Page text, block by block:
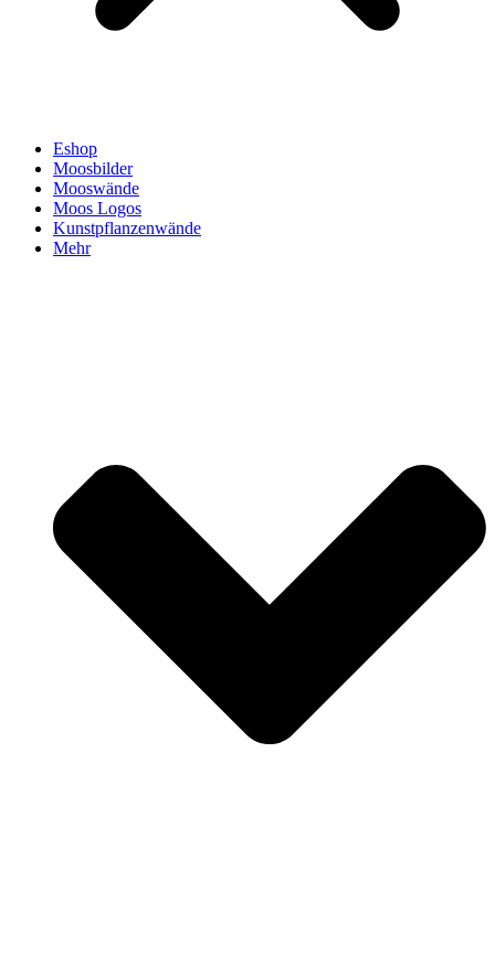
Eshop
Moosbilder
Mooswände
Moos Logos
Kunstpflanzenwände
Mehr